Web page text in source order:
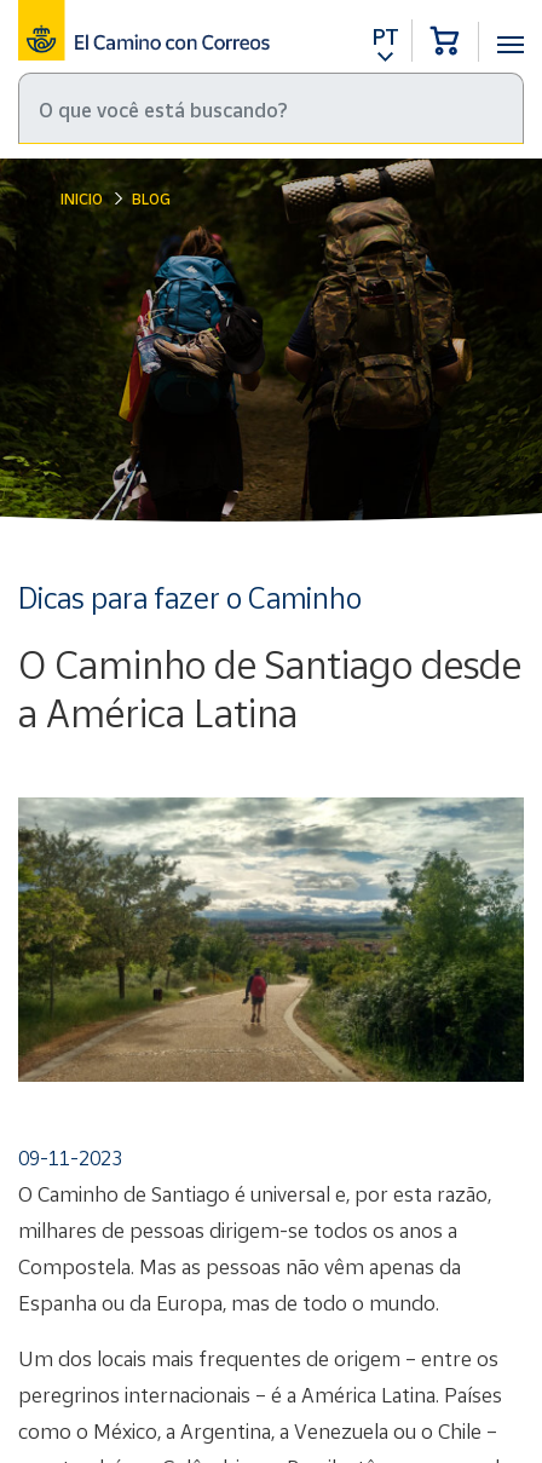
PT
INICIO BLOG
Dicas para fazer o Caminho
O Caminho de Santiago desde
a América Latina
09-11-2023
O Caminho de Santiago é universal e, por esta razão,
milhares de pessoas dirigem-se todos os anos a
Compostela. Mas as pessoas não vêm apenas da
Espanha ou da Europa, mas de todo o mundo.
Um dos locais mais frequentes de origem – entre os
peregrinos internacionais – é a América Latina. Países
como o México, a Argentina, a Venezuela ou o Chile –